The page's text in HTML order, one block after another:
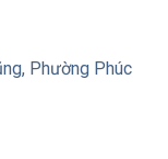
Phường Phúc